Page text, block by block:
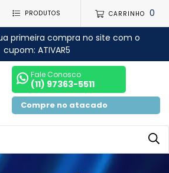
PRODUTOS CARRINHO 0
primeira compra no site com o
cupom: ATIVAR5
Fale Conosco
(11) 97363-5511
Compre no atacado